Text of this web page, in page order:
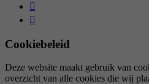
Cookiebeleid
Deze website maakt gebruik van
overzicht van alle cookies die wij